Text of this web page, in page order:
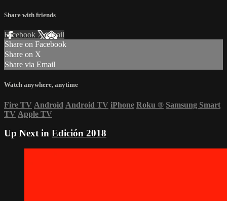
Share with friends
Facebook XEmail
Share on Facebook
Share on X
Share via Email
Watch anywhere, anytime
Fire TV Android Android TV iPhone Roku ® Samsung Smart
TV Apple TV
Up Next in Edición 2018